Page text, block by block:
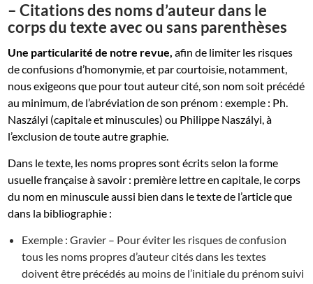
– Citations des noms d’auteur dans le
corps du texte avec ou sans parenthèses
Une particularité de notre revue, afin de limiter les risques
de confusions d’homonymie, et par courtoisie, notamment,
nous exigeons que pour tout auteur cité, son nom soit précédé
au minimum, de l’abréviation de son prénom : exemple : Ph.
Naszályi (capitale et minuscules) ou Philippe Naszályi, à
l’exclusion de toute autre graphie.
Dans le texte, les noms propres sont écrits selon la forme
usuelle française à savoir : première lettre en capitale, le corps
du nom en minuscule aussi bien dans le texte de l’article que
dans la bibliographie :
Exemple : Gravier – Pour éviter les risques de confusion
tous les noms propres d’auteur cités dans les textes
doivent être précédés au moins de l’initiale du prénom suivi